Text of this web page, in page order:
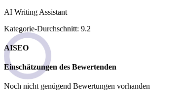
AI Writing Assistant
Kategorie-Durchschnitt: 9.2
AISEO
Einschätzungen des Bewertenden
Noch nicht genügend Bewertungen vorhanden